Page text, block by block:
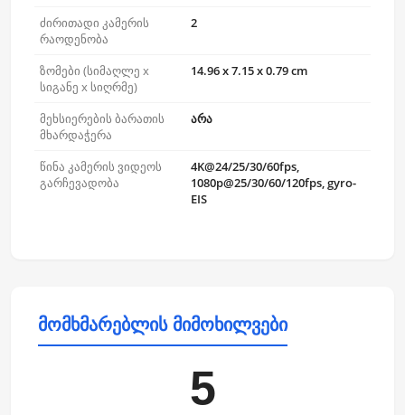
ძირითადი კამერის
რაოდენობა
2
ზომები (სიმაღლე x
სიგანე x სიღრმე)
14.96 x 7.15 x 0.79 cm
მეხსიერების ბარათის
მხარდაჭერა
არა
წინა კამერის ვიდეოს
გარჩევადობა
4K@24/25/30/60fps,
1080p@25/30/60/120fps, gyro-
EIS
მომხმარებლის მიმოხილვები
5